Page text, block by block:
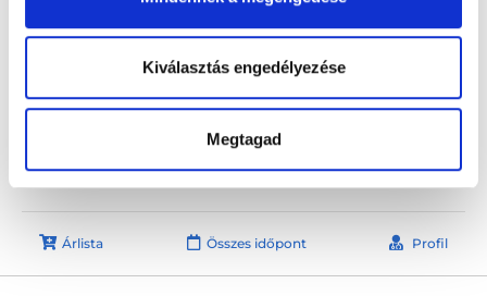
Kiválasztás engedélyezése
Megtagad
Salzmann Szilvia
Gyógytornász
5.0
2 értékelés
Budapest, XVIII. kerület, Ungvár utca 2./Üllői út 650.
Árlista Összes időpont Profil